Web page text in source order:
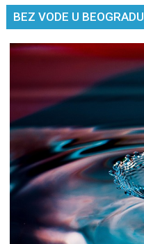
BEZ VODE U BEOGRADU